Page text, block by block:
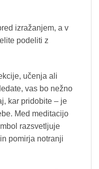
izražanjem, a v
podeliti z
učenja ali
vas bo nežno
kar pridobite – je
Med meditacijo
razsvetljuje
pomirja notranji